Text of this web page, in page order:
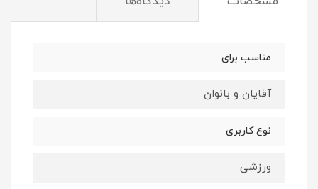
مناسب برای
آقایان و بانوان
نوع کاربری
ورزشی